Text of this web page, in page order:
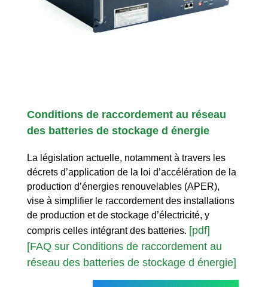
Conditions de raccordement au réseau
des batteries de stockage d énergie
La législation actuelle, notamment à travers les
décrets d’application de la loi d’accélération de la
production d’énergies renouvelables (APER),
vise à simplifier le raccordement des installations
de production et de stockage d’électricité, y
compris celles intégrant des batteries. [pdf]
[FAQ sur Conditions de raccordement au
réseau des batteries de stockage d énergie]